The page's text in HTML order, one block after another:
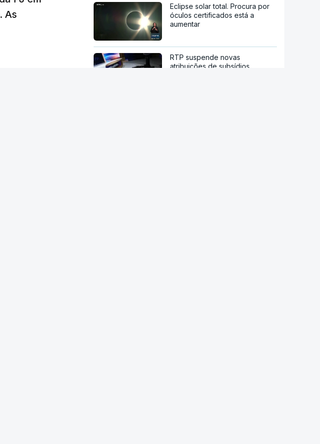
que os
As
Eclipse solar total. Procura por
óculos certificados está a
aumentar
RTP suspende novas
atribuições de subsídios